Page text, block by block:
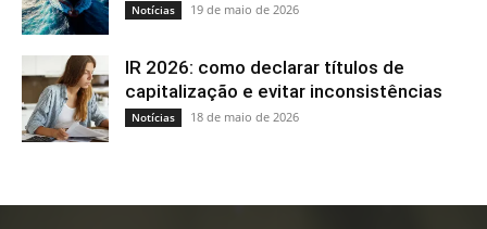
Notícias 19 de maio de 2026
IR 2026: como declarar títulos de
capitalização e evitar inconsistências
Notícias 18 de maio de 2026